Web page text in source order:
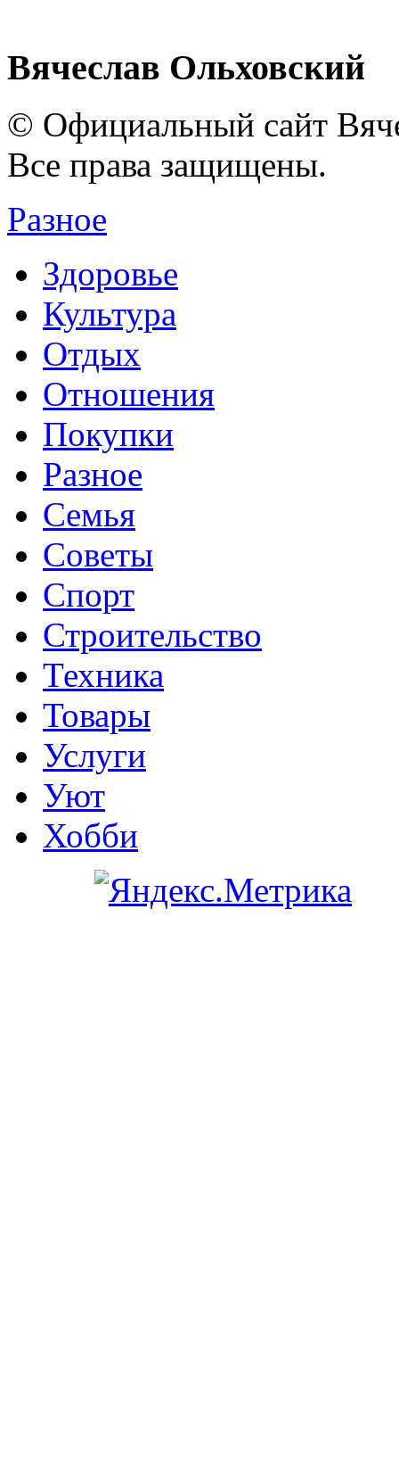
Вячеслав Ольховский
© Официальный сайт
Все права защищены.
Разное
Здоровье
Культура
Отдых
Отношения
Покупки
Разное
Семья
Советы
Спорт
Строительство
Техника
Товары
Услуги
Уют
Хобби